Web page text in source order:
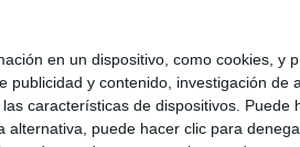
en un dispositivo, como cookies,
y contenido, investigación de
características de dispositivos.
puede hacer clic para
Quiénes somos |
legal|Politica de privacidad|